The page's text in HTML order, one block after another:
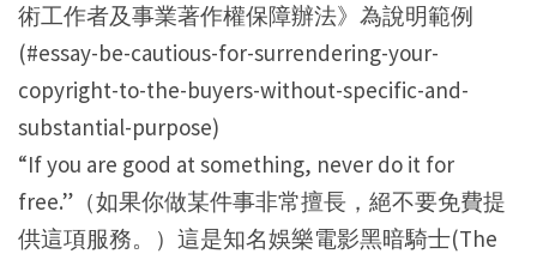
術工作者及事業著作權保障辦法》為說明範例
(#essay-be-cautious-for-surrendering-your-
copyright-to-the-buyers-without-specific-and-
substantial-purpose)
“If you are good at something, never do it for
free.”（如果你做某件事非常擅長，絕不要免費提
供這項服務。）這是知名娛樂電影黑暗騎士(The